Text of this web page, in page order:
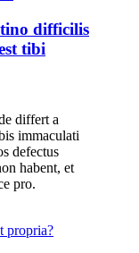
difficilis
tibi
differt a
immaculati
defectus
habent, et
pro.